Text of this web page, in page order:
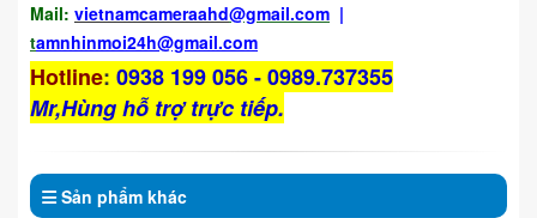
Mail: vietnamcameraahd@gmail.com |
tamnhinmoi24h@gmail.com
Hotline: 0938 199 056 - 0989.737355
Mr,Hùng hỗ trợ trực tiếp.
Sản phẩm khác